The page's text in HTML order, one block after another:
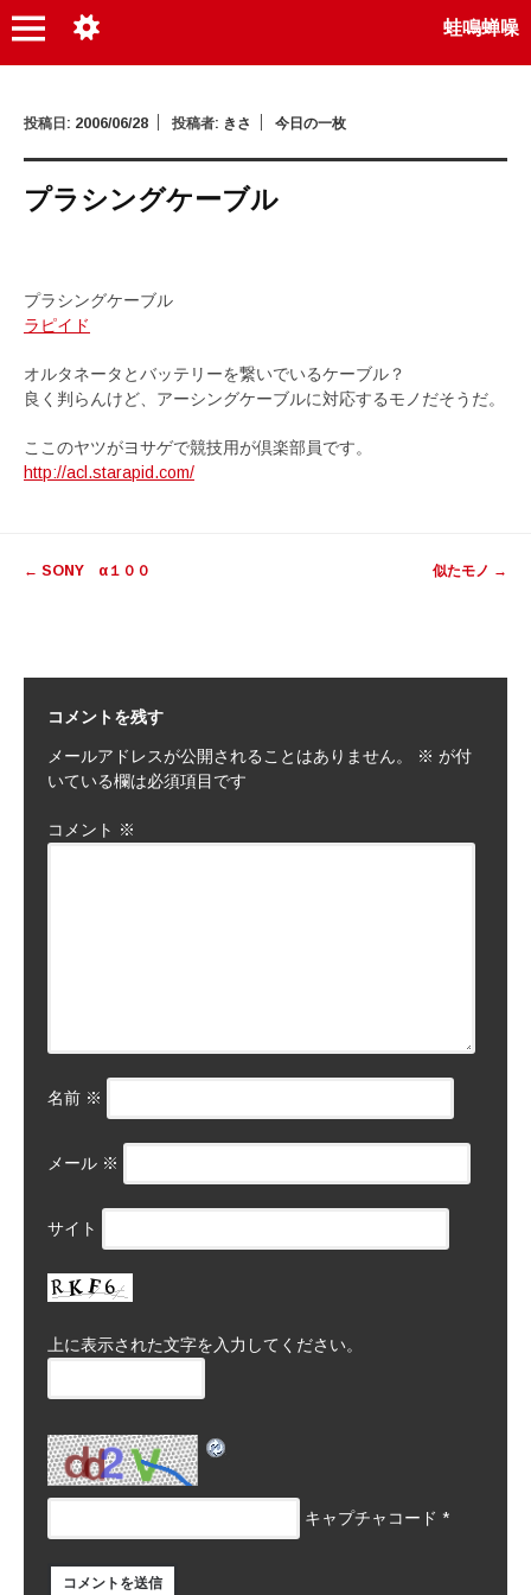
蛙鳴蝉噪
投稿日: 2006/06/28 投稿者: きさ 今日の一枚
プラシングケーブル
プラシングケーブル
ラピイド
オルタネータとバッテリーを繋いでいるケーブル？
良く判らんけど、アーシングケーブルに対応するモノだそうだ。
ここのヤツがヨサゲで競技用が倶楽部員です。
http://acl.starapid.com/
ゲ
← SONY α１００ 似たモノ →
コメントを残す
メールアドレスが公開されることはありません。 ※ が付
いている欄は必須項目です
コメント ※
名前 ※
メール ※
サイト
上に表示された文字を入力してください。
キャプチャコード *